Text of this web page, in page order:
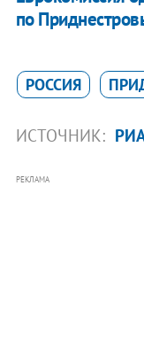
по
РОССИЯ
ИСТОЧНИК:
РЕКЛАМА